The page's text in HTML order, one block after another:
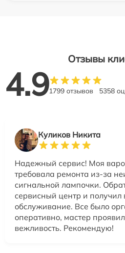
Отзывы
4.91799 отзывов 5358
Куликов Никита
Надежный сервис! Моя
требовала ремонта из-за
сигнальной лампочки.
сервисный центр и получил
обслуживание. Все было
оперативно, мастер
вежливость. Рекомендую!